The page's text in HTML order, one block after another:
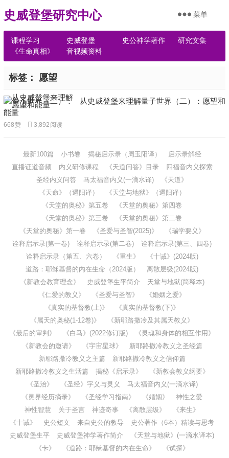
史威登堡研究中心
课程学习 史威登堡 史公神学著作
研究文集
《生命真相》
音视频资料
菜单
标签： 愿望
从史威登堡来理解量子世界（二）：愿望和
能量
668赞 3,892 阅读
最新100篇 小书卷 揭秘启示录（周玉阳译）
启示录解经
直播证道音频
内义研修课程 《天道问答》目录
四福音内义探索
圣经内义问答
马太福音内义(一滴水译)
《天道》
《天命》（遇阳译）
《天堂与地狱》（遇阳译）
《天堂的奥秘》第五卷
《天堂的奥秘》第四卷
《天堂的奥秘》第三卷
《天堂的奥秘》第二卷
《天堂的奥秘》第一卷
《圣爱与圣智(2025)》
《瑞学要义》
诠释启示录(第一卷)
诠释启示录(第二卷)
诠释启示录(第三、四卷)
诠释启示录（第五、六卷）
《重生》
《十诫》(2024版)
道路：耶稣基督的内在生命（2024版）
离散层级(2024版)
《新教会教育理念》
史威登堡生平简介
天堂与地狱(简释本)
《仁爱的教义》
《圣爱与圣智》
《婚姻之爱》
《真实的基督教(上)》
《真实的基督教(下)》
《属天的奥秘(1-12卷)》
《新耶路撒冷及其属天教义》
《最后的审判》
《白马》(2022修订版)
《灵魂和身体的相互作用》
《新教会的邀请》
《宇宙星球》
新耶路撒冷教义之圣经篇
新耶路撒冷教义之主篇
新耶路撒冷教义之信仰篇
新耶路撒冷教义之生活篇
揭秘《启示录》
《新教会教义纲要》
《圣治》
《圣经》字义与灵义
马太福音内义(一滴水译)
《灵界经历摘录》
《圣经学习指南》 《婚姻》
神性之爱
神性智慧
关于圣言 神迹奇事 《离散层级》
《来生》
《十诫》
史公短文 来自史公的教导
史公著作（6本）精读与思考
史威登堡生平
史威登堡神学著作简介
《天堂与地狱》(一滴水译本)
《卡》
《道路：耶稣基督的内在生命》 《试探》